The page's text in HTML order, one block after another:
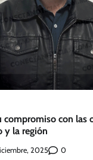
compromiso con las
y la región
2025 0